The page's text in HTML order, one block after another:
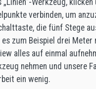
verbinden, um
die fünf Stege
zum Beispiel drei
alles auf einmal
nehmen und unsere
ein wenig.